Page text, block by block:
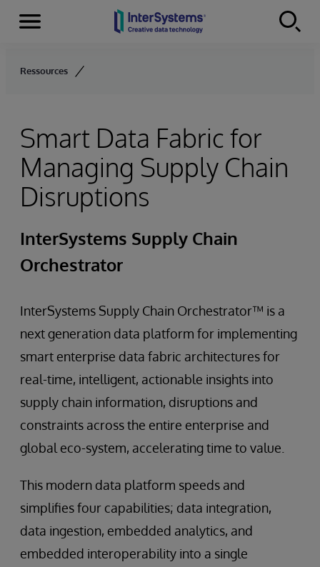
Skip to content
Menu
Ressources
Smart Data Fabric for
Managing Supply Chain
Disruptions
InterSystems Supply Chain
Orchestrator
InterSystems Supply Chain Orchestrator™ is a
next generation data platform for implementing
smart enterprise data fabric architectures for
real-time, intelligent, actionable insights into
supply chain information, disruptions and
constraints across the entire enterprise and
global eco-system, accelerating time to value.
This modern data platform speeds and
simplifies four capabilities; data integration,
data ingestion, embedded analytics, and
embedded interoperability into a single